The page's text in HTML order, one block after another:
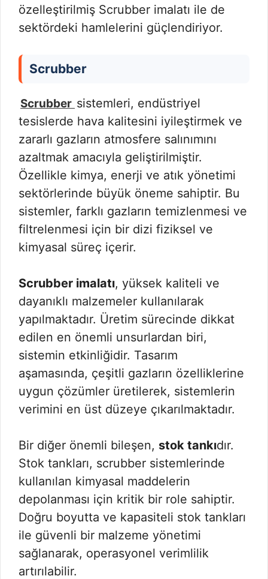
özelleştirilmiş Scrubber imalatı ile de
sektördeki hamlelerini güçlendiriyor.
Scrubber
Scrubber sistemleri, endüstriyel
tesislerde hava kalitesini iyileştirmek ve
zararlı gazların atmosfere salınımını
azaltmak amacıyla geliştirilmiştir.
Özellikle kimya, enerji ve atık yönetimi
sektörlerinde büyük öneme sahiptir. Bu
sistemler, farklı gazların temizlenmesi ve
filtrelenmesi için bir dizi fiziksel ve
kimyasal süreç içerir.
Scrubber imalatı, yüksek kaliteli ve
dayanıklı malzemeler kullanılarak
yapılmaktadır. Üretim sürecinde dikkat
edilen en önemli unsurlardan biri,
sistemin etkinliğidir. Tasarım
aşamasında, çeşitli gazların özelliklerine
uygun çözümler üretilerek, sistemlerin
verimini en üst düzeye çıkarılmaktadır.
Bir diğer önemli bileşen, stok tankıdır.
Stok tankları, scrubber sistemlerinde
kullanılan kimyasal maddelerin
depolanması için kritik bir role sahiptir.
Doğru boyutta ve kapasiteli stok tankları
ile güvenli bir malzeme yönetimi
sağlanarak, operasyonel verimlilik
artırılabilir.